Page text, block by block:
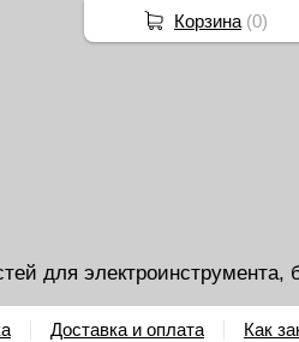
для
Доставка и оплата Как
Корзина (0)